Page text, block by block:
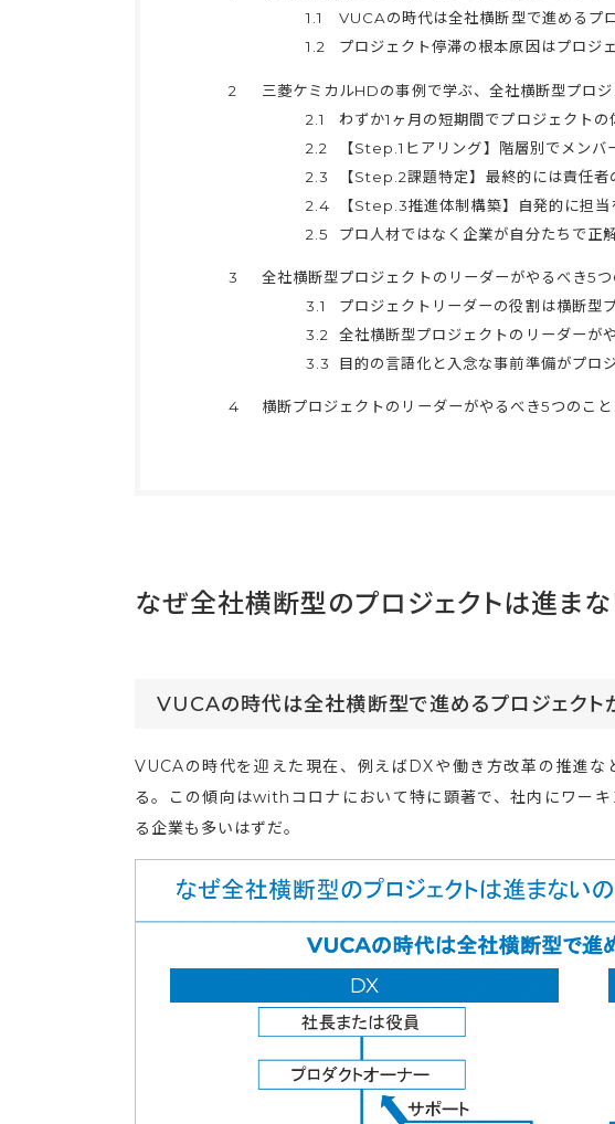
1.1
VUCAの時代は全社横断型で進めるプ
1.2
プロジェクト停滞の根本原因はプロジ
2
三菱ケミカルHDの事例で学ぶ、全社横断型プロ
2.1
わずか1ヶ月の短期間でプロジェクト
2.2
【Step.1ヒアリング】階層別でメンバ
2.3
【Step.2課題特定】最終的には責任者
2.4
【Step.3推進体制構築】自発的に担
2.5
プロ人材ではなく企業が自分たちで正
3
全社横断型プロジェクトのリーダーがやるべき5つ
3.1
プロジェクトリーダーの役割は横断型
3.2
全社横断型プロジェクトのリーダーが
3.3
目的の言語化と入念な事前準備がプロ
4 横断プロジェクトのリーダーがやるべき5つのこと
なぜ全社横断型のプロジェクトは進まな
VUCAの時代は全社横断型で進めるプロジェクト
VUCAの時代を迎えた現在、例えばDXや働き方改革の推進
る。この傾向はwithコロナにおいて特に顕著で、社内にワー
る企業も多いはずだ。